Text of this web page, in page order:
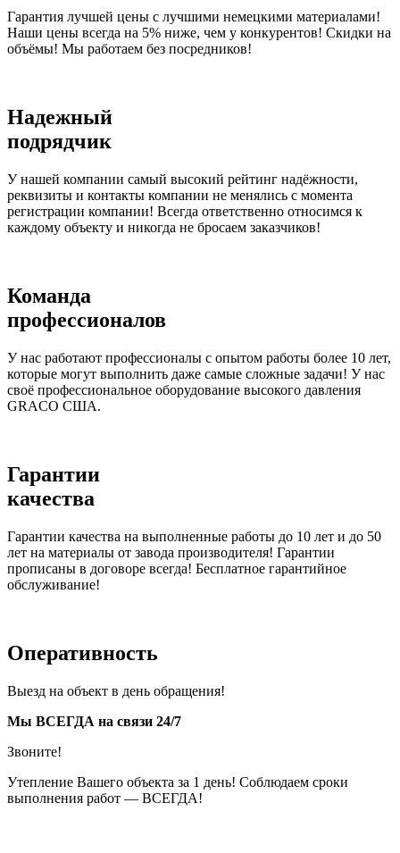
Гарантия лучшей цены с лучшими немецкими материалами!
Наши цены всегда на 5% ниже, чем у конкурентов! Скидки на
объёмы! Мы работаем без посредников!
Надежный
подрядчик
У нашей компании самый высокий рейтинг надёжности,
реквизиты и контакты компании не менялись с момента
регистрации компании! Всегда ответственно относимся к
каждому объекту и никогда не бросаем заказчиков!
Команда
профессионалов
У нас работают профессионалы с опытом работы более 10 лет,
которые могут выполнить даже самые сложные задачи! У нас
своё профессиональное оборудование высокого давления
GRACO США.
Гарантии
качества
Гарантии качества на выполненные работы до 10 лет и до 50
лет на материалы от завода производителя! Гарантии
прописаны в договоре всегда! Бесплатное гарантийное
обслуживание!
Оперативность
Выезд на объект в день обращения!
Мы ВСЕГДА на связи 24/7
Звоните!
Утепление Вашего объекта за 1 день! Соблюдаем сроки
выполнения работ — ВСЕГДА!